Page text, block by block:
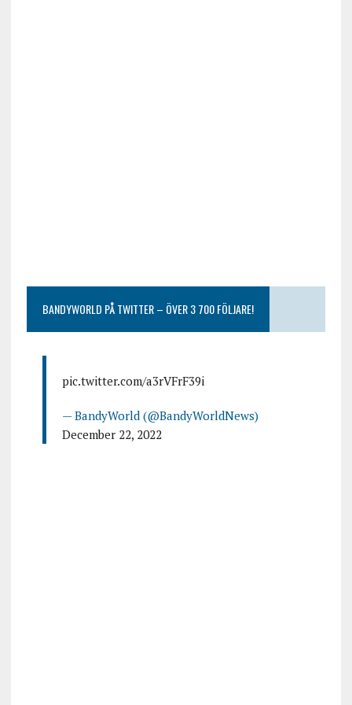
BANDYWORLD PÅ TWITTER – ÖVER 3 700 FÖLJARE!
pic.twitter.com/a3rVFrF39i
— BandyWorld (@BandyWorldNews)
December 22, 2022